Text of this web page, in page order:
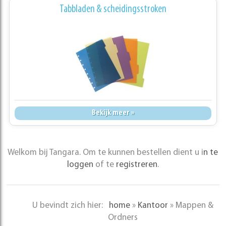
Tabbladen & scheidingsstroken
Bekijk meer »
Welkom bij Tangara. Om te kunnen bestellen dient u in te
loggen of te registreren.
U bevindt zich hier: home » Kantoor » Mappen &
Ordners